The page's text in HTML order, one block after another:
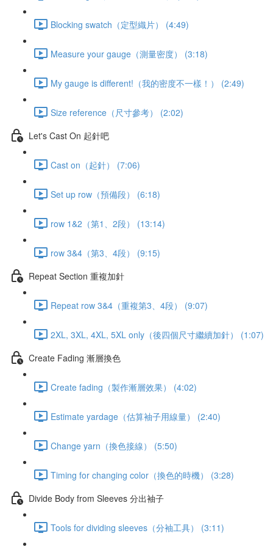
Blocking swatch（定型織片） (4:49)
Measure your gauge（測量密度） (3:18)
My gauge is different!（我的密度不一樣！） (2:49)
Size reference（尺寸參考） (2:02)
Let's Cast On 起針吧
Cast on（起針） (7:06)
Set up row（預備段） (6:18)
row 1&2（第1、2段） (13:14)
row 3&4（第3、4段） (9:15)
Repeat Section 重複加針
Repeat row 3&4（重複第3、4段） (9:07)
2XL, 3XL, 4XL, 5XL only（後四個尺寸繼續加針） (1:07)
Create Fading 漸層換色
Create fading（製作漸層效果） (4:02)
Estimate yardage（估算袖子用線量） (2:40)
Change yarn（換色接線） (5:50)
Timing for changing color（換色的時機） (3:28)
Divide Body from Sleeves 分出袖子
Tools for dividing sleeves（分袖工具） (3:11)